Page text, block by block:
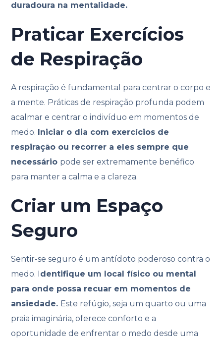
duradoura na mentalidade.
Praticar Exercícios
de Respiração
A respiração é fundamental para centrar o corpo e
a mente. Práticas de respiração profunda podem
acalmar e centrar o indivíduo em momentos de
medo. Iniciar o dia com exercícios de
respiração ou recorrer a eles sempre que
necessário pode ser extremamente benéfico
para manter a calma e a clareza.
Criar um Espaço
Seguro
Sentir-se seguro é um antídoto poderoso contra o
medo. I dentifique um local físico ou mental
para onde possa recuar em momentos de
ansiedade. Este refúgio, seja um quarto ou uma
praia imaginária, oferece conforto e a
oportunidade de enfrentar o medo desde uma